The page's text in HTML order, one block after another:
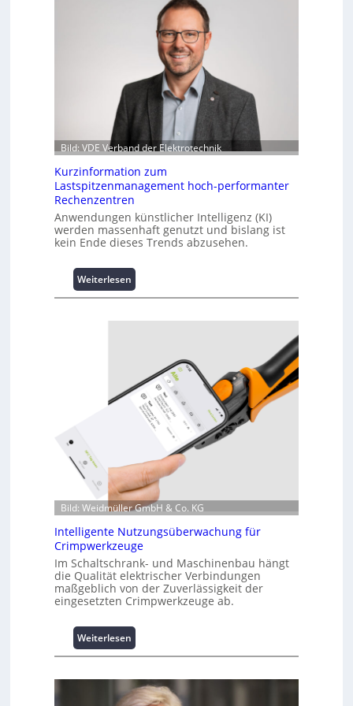
Bild: VDE Verband der Elektrotechnik
Kurzinformation zum
Lastspitzenmanagement hoch-performanter
Rechenzentren
Anwendungen künstlicher Intelligenz (KI)
werden massenhaft genutzt und bislang ist
kein Ende dieses Trends abzusehen.
Weiterlesen:
K
r
f
o
n
z
u
m
L
a
s
t
p
i
z
e
Bild: Weidmüller GmbH & Co. KG
Intelligente Nutzungsüberwachung für
Crimpwerkzeuge
Im Schaltschrank- und Maschinenbau hängt
die Qualität elektrischer Verbindungen
maßgeblich von der Zuverlässigkeit der
eingesetzten Crimpwerkzeuge ab.
Weiterlesen:
I
t
e